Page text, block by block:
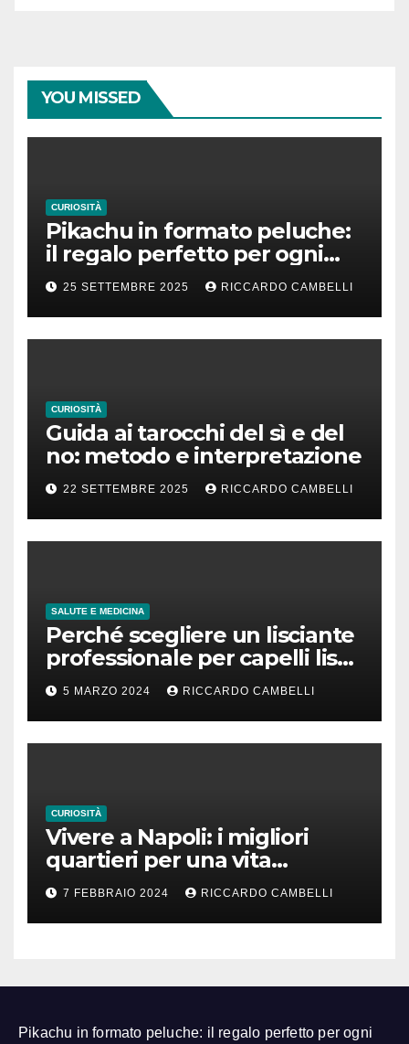
YOU MISSED
CURIOSITÀ
Pikachu in formato peluche:
il regalo perfetto per ogni
fan dei Pokémon
25 SETTEMBRE 2025 RICCARDO CAMBELLI
CURIOSITÀ
Guida ai tarocchi del sì e del
no: metodo e interpretazione
22 SETTEMBRE 2025 RICCARDO CAMBELLI
SALUTE E MEDICINA
Perché scegliere un lisciante
professionale per capelli lisci
che durano
5 MARZO 2024 RICCARDO CAMBELLI
CURIOSITÀ
Vivere a Napoli: i migliori
quartieri per una vita
familiare felice
7 FEBBRAIO 2024 RICCARDO CAMBELLI
Pikachu in formato peluche: il regalo perfetto per ogni